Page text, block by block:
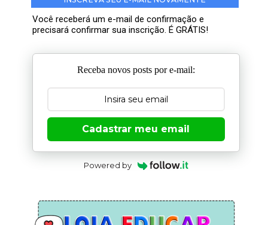
Você receberá um e-mail de confirmação e
precisará confirmar sua inscrição. É GRÁTIS!
Receba novos posts por e-mail:
Cadastrar meu email
Powered by